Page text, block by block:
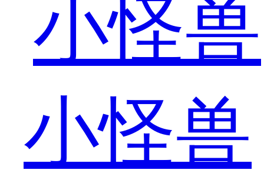
vivo
的
小怪兽